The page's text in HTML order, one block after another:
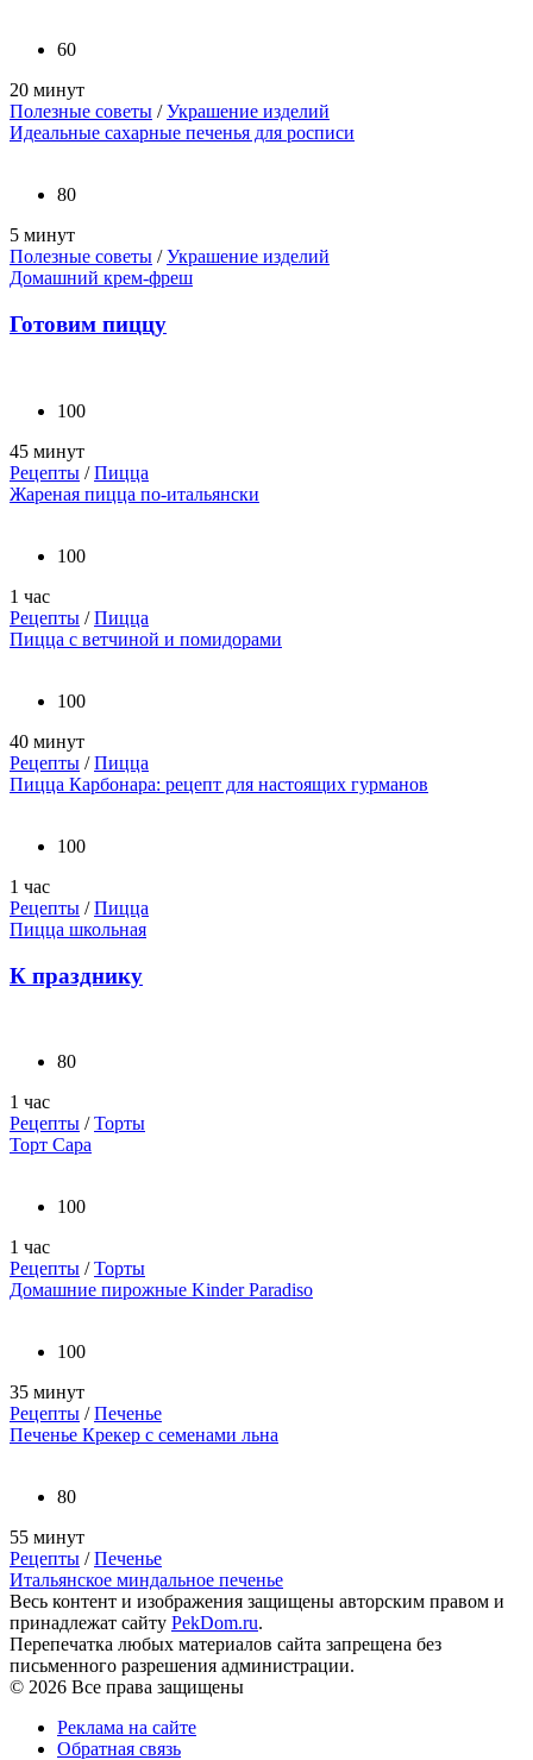
60
20 минут
Полезные советы /Украшение изделий
Идеальные сахарные печенья для росписи
80
5 минут
Полезные советы /Украшение изделий
Домашний крем-фреш
Готовим пиццу
100
45 минут
Рецепты /Пицца
Жареная пицца по-итальянски
100
1 час
Рецепты /Пицца
Пицца с ветчиной и помидорами
100
40 минут
Рецепты /Пицца
Пицца Карбонара: рецепт для настоящих гурманов
100
1 час
Рецепты /Пицца
Пицца школьная
К празднику
80
1 час
Рецепты /Торты
Торт Сара
100
1 час
Рецепты /Торты
Домашние пирожные Kinder Paradiso
100
35 минут
Рецепты /Печенье
Печенье Крекер с семенами льна
80
55 минут
Рецепты /Печенье
Итальянское миндальное печенье
Весь контент и изображения защищены авторским правом и
принадлежат сайту PekDom.ru.
Перепечатка любых материалов сайта запрещена без
письменного разрешения администрации.
© 2026 Все права защищены
Реклама на сайте
Обратная связь